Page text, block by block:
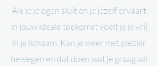
Als je je ogen sluit en je jezelf ervaart
in jouw ideale toekomst voelt je je vrij
in je lichaam. Kan je weer met plezier
bewegen en dat doen wat je graag wil